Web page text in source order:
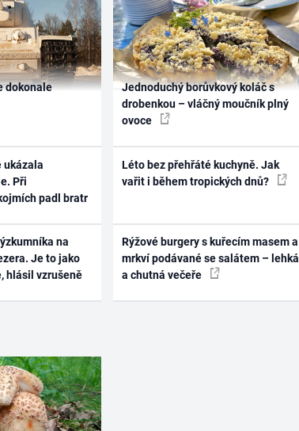
dokonale
ukázala
Při
padl bratr
na
Je to jako
hlásil vzrušeně
Jednoduchý borůvkový koláč s
drobenkou – vláčný moučník plný
ovoce
Léto bez přehřáté kuchyně. Jak
vařit i během tropických dnů?
Rýžové burgery s kuřecím masem a
mrkví podávané se salátem – lehká
a chutná večeře